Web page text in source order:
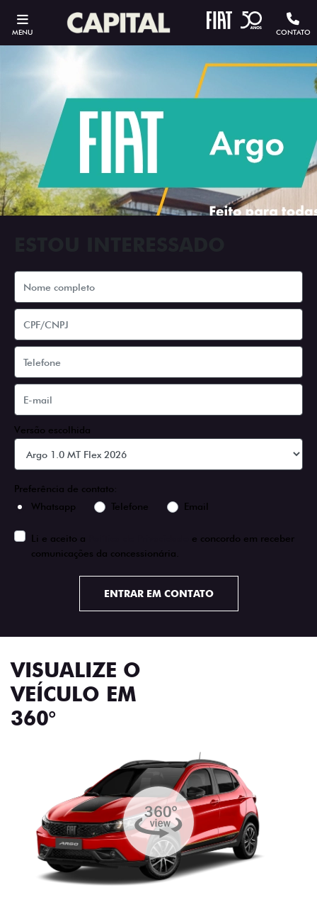
MENU CONTATO
Versão escolhida
Preferência de contato:
Whatsapp
Telefone Email
Li e aceito a
e concordo em receber
comunicações da concessionária.
ENTRAR EM CONTATO
VISUALIZE O
VEÍCULO EM
360°